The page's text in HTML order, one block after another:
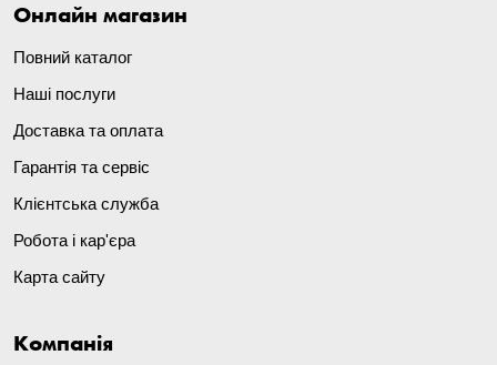
Онлайн магазин
Повний каталог
Наші послуги
Доставка та оплата
Гарантія та сервіс
Клієнтська служба
Робота і кар'єра
Карта сайту
Компанія